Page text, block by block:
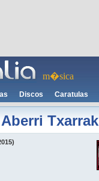
m�sica
Discos Caratulas
Aberri Txarrak